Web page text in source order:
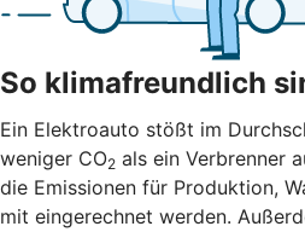
So klimafreundlich
Ein Elektroauto stößt im
weniger CO2 als ein Verbrenner
die Emissionen für Produktion,
mit eingerechnet werden.